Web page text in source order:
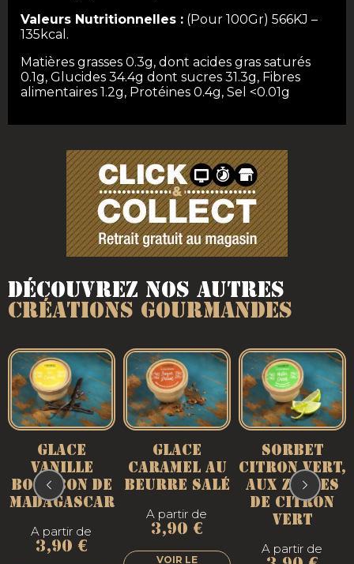
Valeurs Nutritionnelles : (Pour 100Gr) 566KJ –
135kcal.
Matières grasses 0.3g, dont acides gras saturés
0.1g, Glucides 34.4g dont sucres 31.3g, Fibres
alimentaires 1.2g, Protéines 0.4g, Sel <0.01g
Découvrez nos autres
créations gourmandes
GLACE
VANILLE
BOURBON DE
MADAGASCAR
A partir de
3,90 €
GLACE
CARAMEL AU
BEURRE SALÉ
A partir de
3,90 €
VOIR LE
SORBET
CITRON VERT,
AUX ZESTES
DE CITRON
VERT
A partir de